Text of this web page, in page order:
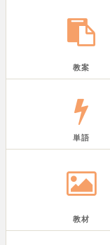
教案
単語
教材